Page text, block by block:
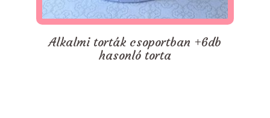
Alkalmi torták csoportban +6db
hasonló torta